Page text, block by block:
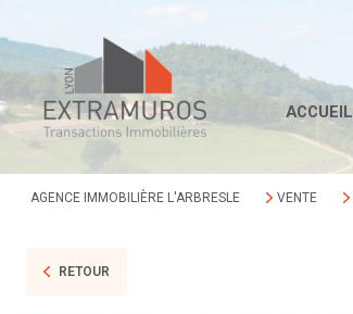
ACCUEIL
AGENCE IMMOBILIÈRE L'ARBRESLE VENTE
RETOUR